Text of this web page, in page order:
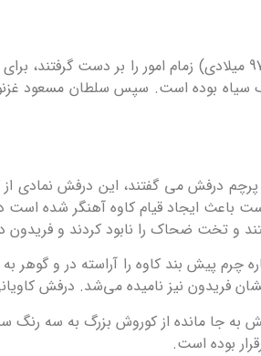
غزنویان با شکست دادن سامانیان در سال 355 خورشیدی(976
درفش می گفتند، این درفش نمادی
باعث ایجاد قیام کاوه آهنگر شده است
و تخت ضحاک را نابود کردند و
چرم پیش بند کاوه را آراسته در و
فریدون نیز نامیده می‌شد. درفش
جا مانده از کوروش بزرگ به سه رنگ
بوده است.